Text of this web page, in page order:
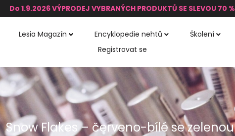
Do 1.9.2026 VÝPRODEJ VYBRANÝCH PRODUKTŮ SE SLEVOU 70 %
Lesia Magazín Encyklopedie nehtů Školení
Registrovat se
Snow Flakes – červeno-bílé se zelenou